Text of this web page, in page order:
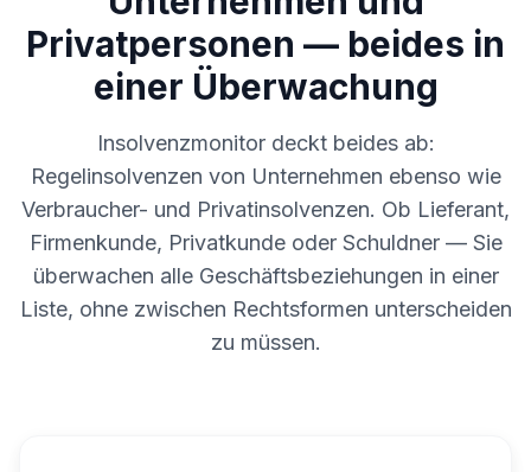
Privatpersonen — beides in
einer Überwachung
Insolvenzmonitor deckt beides ab:
Regelinsolvenzen von Unternehmen ebenso wie
Verbraucher- und Privatinsolvenzen. Ob Lieferant,
Firmenkunde, Privatkunde oder Schuldner — Sie
überwachen alle Geschäftsbeziehungen in einer
Liste, ohne zwischen Rechtsformen unterscheiden
zu müssen.